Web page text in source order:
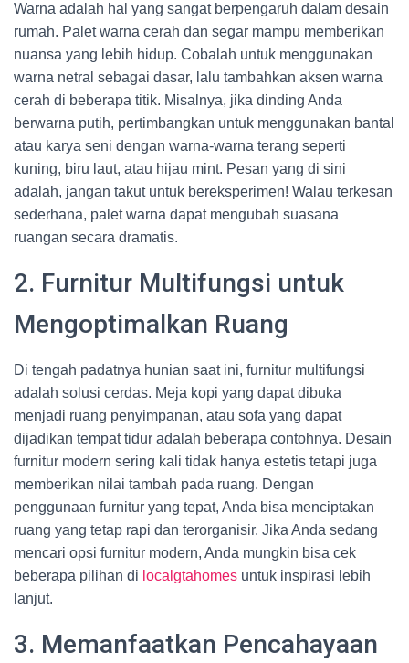
Warna adalah hal yang sangat berpengaruh dalam desain
rumah. Palet warna cerah dan segar mampu memberikan
nuansa yang lebih hidup. Cobalah untuk menggunakan
warna netral sebagai dasar, lalu tambahkan aksen warna
cerah di beberapa titik. Misalnya, jika dinding Anda
berwarna putih, pertimbangkan untuk menggunakan bantal
atau karya seni dengan warna-warna terang seperti
kuning, biru laut, atau hijau mint. Pesan yang di sini
adalah, jangan takut untuk bereksperimen! Walau terkesan
sederhana, palet warna dapat mengubah suasana
ruangan secara dramatis.
2. Furnitur Multifungsi untuk
Mengoptimalkan Ruang
Di tengah padatnya hunian saat ini, furnitur multifungsi
adalah solusi cerdas. Meja kopi yang dapat dibuka
menjadi ruang penyimpanan, atau sofa yang dapat
dijadikan tempat tidur adalah beberapa contohnya. Desain
furnitur modern sering kali tidak hanya estetis tetapi juga
memberikan nilai tambah pada ruang. Dengan
penggunaan furnitur yang tepat, Anda bisa menciptakan
ruang yang tetap rapi dan terorganisir. Jika Anda sedang
mencari opsi furnitur modern, Anda mungkin bisa cek
beberapa pilihan di localgtahomes untuk inspirasi lebih
lanjut.
3. Memanfaatkan Pencahayaan